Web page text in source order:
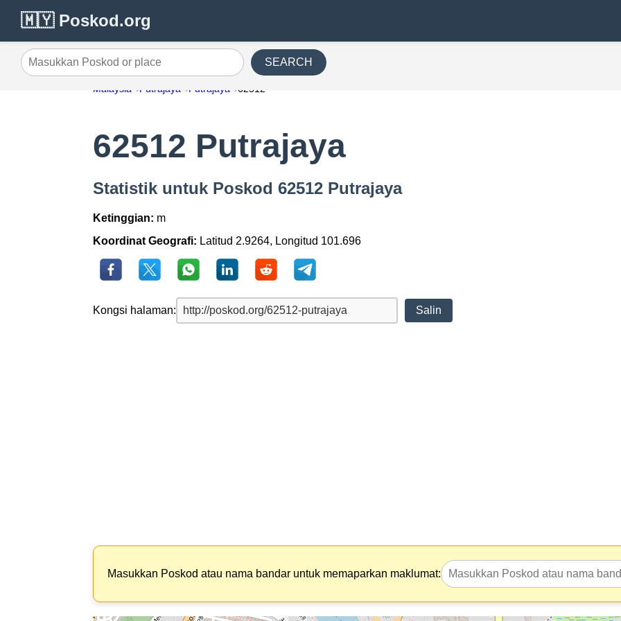
🇲🇾 Poskod.org
Masukkan Poskod or place SEARCH
Malaysia Putrajaya Putrajaya 62512
62512 Putrajaya
Statistik untuk Poskod 62512 Putrajaya
Ketinggian: m
Koordinat Geografi: Latitud 2.9264, Longitud 101.696
Kongsi halaman: Salin
Masukkan Poskod atau nama bandar untuk memaparkan maklumat: